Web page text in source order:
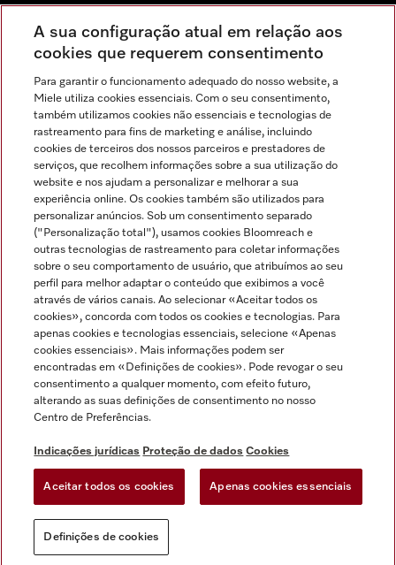
Indicações jurídicas
Condições gerais
Proteção de dados
Condições de utilização
Canal de Ética
Formulário de livre resolução
Miele no Instagram
Miele no Facebook
Miele no Youtube
A sua configuração atual em relação aos
cookies que requerem consentimento
Para garantir o funcionamento adequado do nosso website, a
Miele utiliza cookies essenciais. Com o seu consentimento,
também utilizamos cookies não essenciais e tecnologias de
rastreamento para fins de marketing e análise, incluindo
cookies de terceiros dos nossos parceiros e prestadores de
serviços, que recolhem informações sobre a sua utilização do
website e nos ajudam a personalizar e melhorar a sua
experiência online. Os cookies também são utilizados para
personalizar anúncios. Sob um consentimento separado
("Personalização total"), usamos cookies Bloomreach e
outras tecnologias de rastreamento para coletar informações
sobre o seu comportamento de usuário, que atribuímos ao seu
perfil para melhor adaptar o conteúdo que exibimos a você
através de vários canais. Ao selecionar «Aceitar todos os
cookies», concorda com todos os cookies e tecnologias. Para
apenas cookies e tecnologias essenciais, selecione «Apenas
cookies essenciais». Mais informações podem ser
encontradas em «Definições de cookies». Pode revogar o seu
consentimento a qualquer momento, com efeito futuro,
alterando as suas definições de consentimento no nosso
Centro de Preferências.
Indicações jurídicas Proteção de dados Cookies
Aceitar todos os cookies Apenas cookies essenciais
Definições de cookies